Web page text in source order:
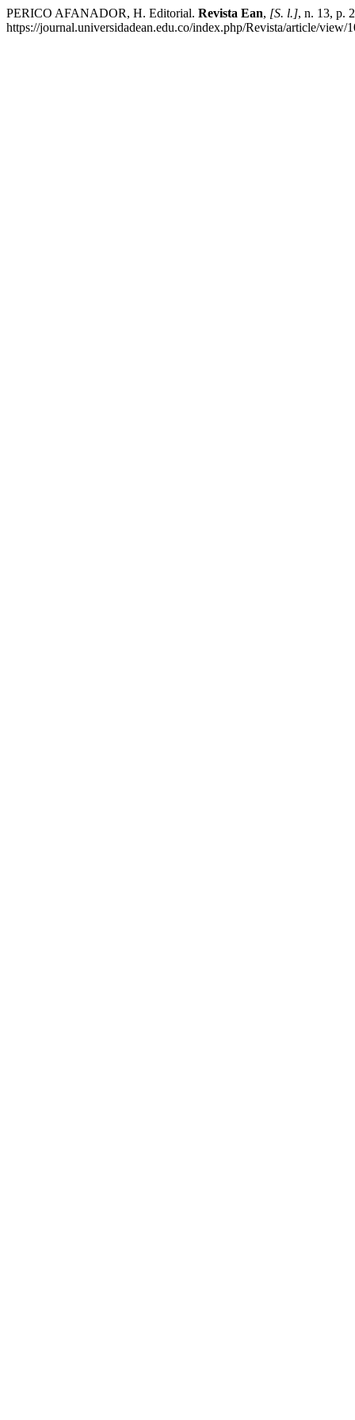
PERICO AFANADOR, H. Editorial. Revista Ean, [S. l.], n. 13, p.
https://journal.universidadean.edu.co/index.php/Revista/article/view/